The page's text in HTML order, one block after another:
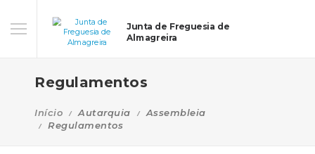
Junta de Freguesia de
Almagreira
Regulamentos
Início Autarquia
Assembleia
Regulamentos